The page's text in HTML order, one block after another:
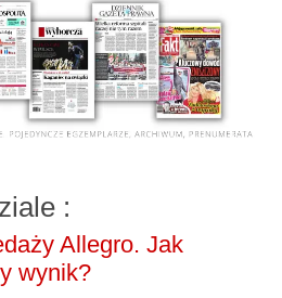
:
Allegro. Jak
wynik?